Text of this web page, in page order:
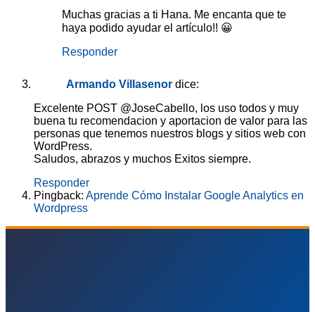
Muchas gracias a ti Hana. Me encanta que te
haya podido ayudar el artículo!! 😀
Responder
Armando Villasenor dice:
Excelente POST @JoseCabello, los uso todos y muy
buena tu recomendacion y aportacion de valor para las
personas que tenemos nuestros blogs y sitios web con
WordPress.
Saludos, abrazos y muchos Exitos siempre.
Responder
Pingback: Aprende Cómo Instalar Google Analytics en
Wordpress